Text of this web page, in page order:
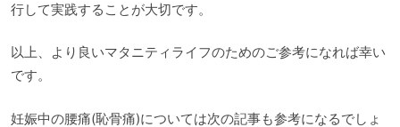
行して実践することが大切です。
以上、より良いマタニティライフのためのご参考になれば幸い
です。
妊娠中の腰痛(恥骨痛)については次の記事も参考になるでしょ